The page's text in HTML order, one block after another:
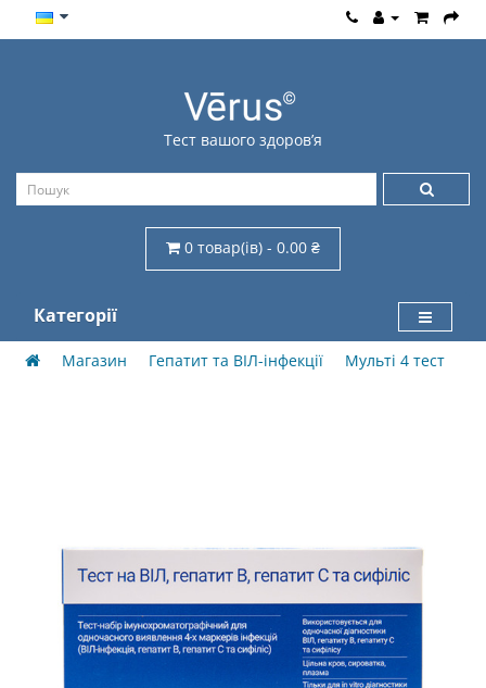
Тест вашого здоров’я
0 товар(ів) - 0.00 ₴
Категорії
Магазин Гепатит та ВІЛ-інфекції Мульті 4 тест